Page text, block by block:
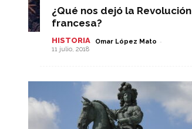
¿Qué nos dejó la Revolución
francesa?
HISTORIA Omar López Mato -
11 julio, 2018